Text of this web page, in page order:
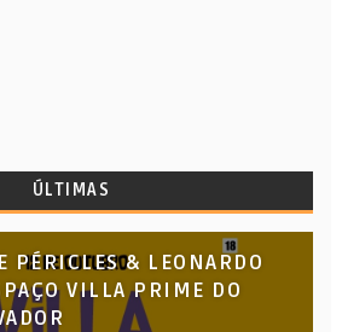
ÚLTIMAS
PÉRICLES & LEONARDO
VILLA PRIME DO